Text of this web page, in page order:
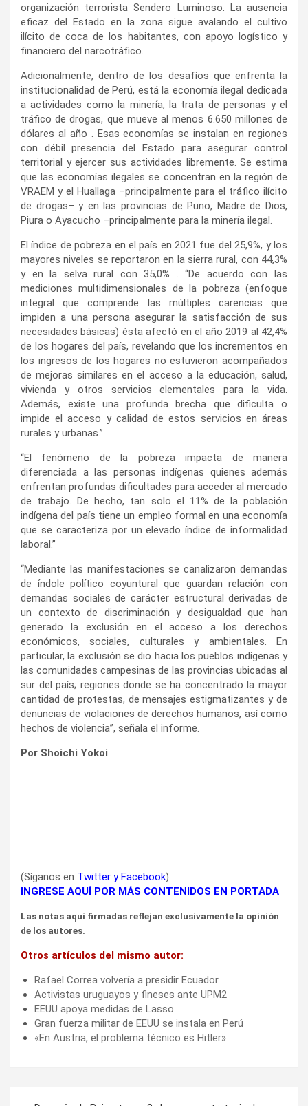
organización terrorista Sendero Luminoso. La ausencia
eficaz del Estado en la zona sigue avalando el cultivo
ilícito de coca de los habitantes, con apoyo logístico y
financiero del narcotráfico.
Adicionalmente, dentro de los desafíos que enfrenta la
institucionalidad de Perú, está la economía ilegal dedicada
a actividades como la minería, la trata de personas y el
tráfico de drogas, que mueve al menos 6.650 millones de
dólares al año . Esas economías se instalan en regiones
con débil presencia del Estado para asegurar control
territorial y ejercer sus actividades libremente. Se estima
que las economías ilegales se concentran en la región de
VRAEM y el Huallaga –principalmente para el tráfico ilícito
de drogas– y en las provincias de Puno, Madre de Dios,
Piura o Ayacucho –principalmente para la minería ilegal.
El índice de pobreza en el país en 2021 fue del 25,9%, y los
mayores niveles se reportaron en la sierra rural, con 44,3%
y en la selva rural con 35,0% . “De acuerdo con las
mediciones multidimensionales de la pobreza (enfoque
integral que comprende las múltiples carencias que
impiden a una persona asegurar la satisfacción de sus
necesidades básicas) ésta afectó en el año 2019 al 42,4%
de los hogares del país, revelando que los incrementos en
los ingresos de los hogares no estuvieron acompañados
de mejoras similares en el acceso a la educación, salud,
vivienda y otros servicios elementales para la vida.
Además, existe una profunda brecha que dificulta o
impide el acceso y calidad de estos servicios en áreas
rurales y urbanas.”
“El fenómeno de la pobreza impacta de manera
diferenciada a las personas indígenas quienes además
enfrentan profundas dificultades para acceder al mercado
de trabajo. De hecho, tan solo el 11% de la población
indígena del país tiene un empleo formal en una economía
que se caracteriza por un elevado índice de informalidad
laboral.”
“Mediante las manifestaciones se canalizaron demandas
de índole político coyuntural que guardan relación con
demandas sociales de carácter estructural derivadas de
un contexto de discriminación y desigualdad que han
generado la exclusión en el acceso a los derechos
económicos, sociales, culturales y ambientales. En
particular, la exclusión se dio hacia los pueblos indígenas y
las comunidades campesinas de las provincias ubicadas al
sur del país; regiones donde se ha concentrado la mayor
cantidad de protestas, de mensajes estigmatizantes y de
denuncias de violaciones de derechos humanos, así como
hechos de violencia”, señala el informe.
Por Shoichi Yokoi
(Síganos en Twitter yFacebook)
INGRESE AQUÍ POR MÁS CONTENIDOS EN PORTADA
Las notas aquí firmadas reflejan exclusivamente la opinión
de los autores.
Otros artículos del mismo autor:
Rafael Correa volvería a presidir Ecuador
Activistas uruguayos y fineses ante UPM2
EEUU apoya medidas de Lasso
Gran fuerza militar de EEUU se instala en Perú
«En Austria, el problema técnico es Hitler»